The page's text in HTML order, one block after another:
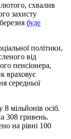
схвалив
захисту
буде
політики,
від
пенсіонера,
враховує
середньої
8 мільйонів осіб.
308 гривень.
на рівні 100